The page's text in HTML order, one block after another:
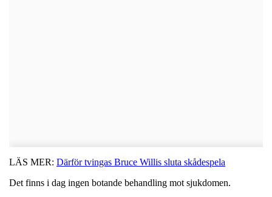
LÄS MER: Därför tvingas Bruce Willis sluta skådespela
Det finns i dag ingen botande behandling mot sjukdomen.